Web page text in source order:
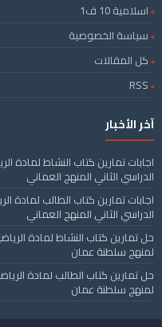
اسلامية 10 ف1
سياسة الخصوصية
كل المقالات
RSS
آخر الأخبار
اجابات تمارين كتاب النشاط لمادة
الدراسي الثاني المنهج العماني
اجابات تمارين كتاب الطالب لمادة
الدراسي الثاني المنهج العماني
حل تمارين كتاب النشاط لمادة
لمنهج سلطنة عمان
حل تمارين كتاب الطالب لمادة
لمنهج سلطنة عمان